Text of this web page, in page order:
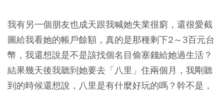
我有另一個朋友也成天跟我喊她失業很窮，還很愛截
圖給我看她的帳戶餘額，真的是那種剩下2～3百元台
幣，我還想說是不是該找個名目偷塞錢給她過生活？
結果幾天後我聽到她要去「八里」住兩個月，我剛聽
到的時候還想說，八里是有什麼好玩的嗎？幹不是，